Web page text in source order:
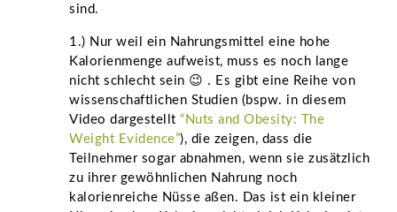
sind.
1.) Nur weil ein Nahrungsmittel eine hohe
Kalorienmenge aufweist, muss es noch lange
nicht schlecht sein 😉 . Es gibt eine Reihe von
wissenschaftlichen Studien (bspw. in diesem
Video dargestellt“Nuts and Obesity: The
Weight Evidence”), die zeigen, dass die
Teilnehmer sogar abnahmen, wenn sie zusätzlich
zu ihrer gewöhnlichen Nahrung noch
kalorienreiche Nüsse aßen. Das ist ein kleiner